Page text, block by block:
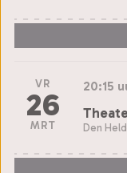
VR
26
MRT
20:15
Den